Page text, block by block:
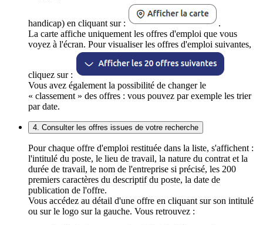
handicap) en cliquant sur :
.
La carte affiche uniquement les offres d'emploi que vous
voyez à l'écran. Pour visualiser les offres d'emploi suivantes,
cliquez sur :
Vous avez également la possibilité de changer le
« classement » des offres : vous pouvez par exemple les trier
par date.
4. Consulter les offres issues de votre recherche
Pour chaque offre d'emploi restituée dans la liste, s'affichent :
l'intitulé du poste, le lieu de travail, la nature du contrat et la
durée de travail, le nom de l'entreprise si précisé, les 200
premiers caractères du descriptif du poste, la date de
publication de l'offre.
Vous accédez au détail d'une offre en cliquant sur son intitulé
ou sur le logo sur la gauche. Vous retrouvez :